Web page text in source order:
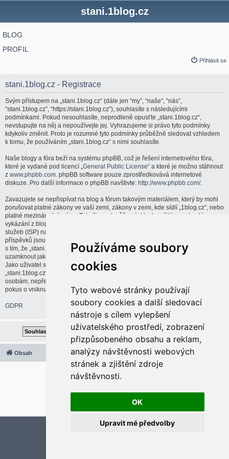
Používáme soubory
cookies
Tyto webové stránky používají
soubory cookies a další sledovací
nástroje s cílem vylepšení
uživatelského prostředí, zobrazení
přizpůsobeného obsahu a reklam,
analýzy návštěvnosti webových
stránek a zjištění zdroje
návštěvnosti.
OK
Upravit mé předvolby
stani.1blog.cz
BLOG
PROFIL
Přihlásit se
stani.1blog.cz - Registrace
Svým přístupem na „stani.1blog.cz“ (dále jen “my”, “naše”, “nás”,
“stani.1blog.cz”, “https://stani.1blog.cz”), souhlasíte s následujícími
podmínkami. Pokud nesouhlasíte, neprodleně opusťte „stani.1blog.cz“,
nevstupujte na něj a nepoužívejte jej. Vyhrazujeme si právo tyto podmínky
kdykoliv změnit. Proto je rozumné tyto podmínky průběžně sledovat vzhledem
k tomu, že používáním „stani.1blog.cz“ s nimi souhlasíte.
Naše blogy a fóra beží na systému phpBB, což je řešení internetového fóra,
které je vydané pod licencí „General Public License“ a které je možno stáhnout
z www.phpbb.com. phpBB software pouze zprostředkovává internetové
diskuze. Pro další informace o phpBB navštivte: http://www.phpbb.com/.
Zavazujete se nepřispívat na blog a fórum takovým materiálem, který by mohl
porušovat platné zákony ve vaší zemi, zákony v zemi, kde sídlí „1blog.cz“, nebo
platné mezinárodní právo. Tato činnost může vést k okamžitému a trvalému
vykázání z blogu a fóra a/nebo upozornění vašeho poskytovatele internetových
služeb (ISP) na vaši činnost, pokud bude uznáno za nutné. IP adresy všech
příspěvků jsou ukládány pro případné uplatnění těchto opatření. Souhlasíte
s tím, že „stani.1blog.cz“ má právo odstranit, upravit, přesunout nebo
uzamknout jakékoliv téma nebo příspěvek, pokud to bude považovat za nutné.
Jako uživatel souhlasíte se všemi údaji uloženými v databázi. Přestože
„stani.1blog.cz“ ani phpBB neposkytne tyto informace třetí straně nebo cizím
osobám, nepřebírá „stani.1blog.cz“ ani phpBB zodpovědnost za jakýkoliv
pokus o vniknutí do systému, který by mohl vést ke kompromitaci těchto dat.
GDPR
Obsah Všechny časy jsou v
2020 © ASTRA - CZ s.r.o.
Založeno naphpBB® Forum Software © phpBB Limited
phpBB SEO
Podmínky